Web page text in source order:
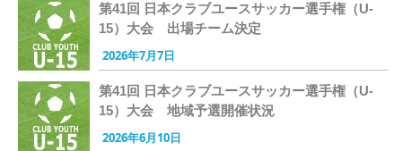
第41回 日本クラブユースサッカー選手権（U-
15）大会 出場チーム決定
2026年7月7日
第41回 日本クラブユースサッカー選手権（U-
15）大会 地域予選開催状況
2026年6月10日